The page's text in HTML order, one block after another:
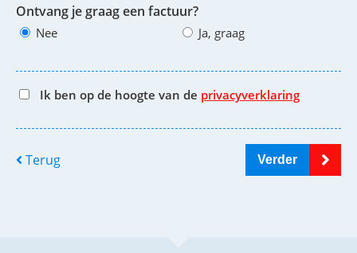
Ontvang je graag een factuur?
Nee Ja, graag
Ik ben op de hoogte van de privacyverklaring
Terug Verder